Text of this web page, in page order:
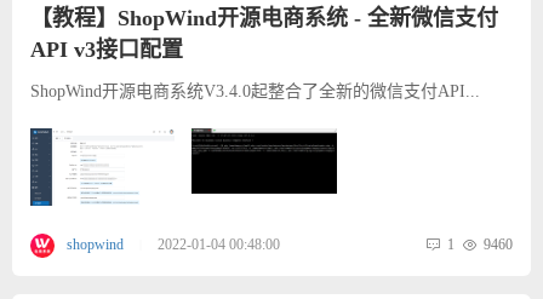
【教程】ShopWind开源电商系统 - 全新微信支付
API v3接口配置
ShopWind开源电商系统V3.4.0起整合了全新的微信支付API...
shopwind 2022-01-04 00:48:00 1 9460